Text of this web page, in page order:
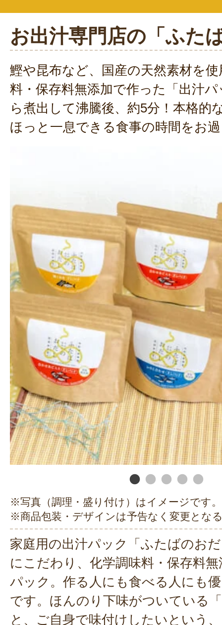
お出汁専門店の「ふた
鰹や昆布など、国産の天然素材を
料・保存料無添加で作った「出汁
ら煮出して沸騰後、約5分！本格的
ほっと一息できる食事の時間をお
※写真（調理・盛り付け）はイメージです。
※商品包装・デザインは予告なく変更とな
家庭用の出汁パック「ふたばのお
にこだわり、化学調味料・保存料
パック。作る人にも食べる人にも
です。ほんのり下味がついている
と、ご自身で味付けしたいという